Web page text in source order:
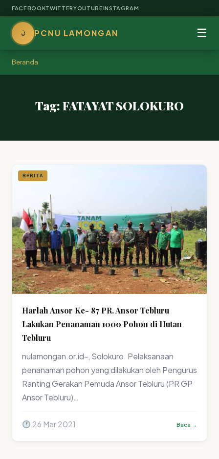
FACEBOOKTWITTERYOUTUBEINSTAGRAM
ن PCNU LAMONGAN ☰
Beranda
Tag: FATAYAT SOLOKURO
BERITA
Harlah Ansor Ke- 87 PR. Ansor Tebluru
Lakukan Penanaman 1000 Pohon di Hutan
Tebluru
nulamongan.or.id-, Solokuro. Pelaksanaan
penanaman pohon yang dilakukan oleh Pengurus
Ranting Gerakan Pemuda Ansor Tebluru (PR GP
Ansor Tebluru)…
26 Mar 2021 Baca →